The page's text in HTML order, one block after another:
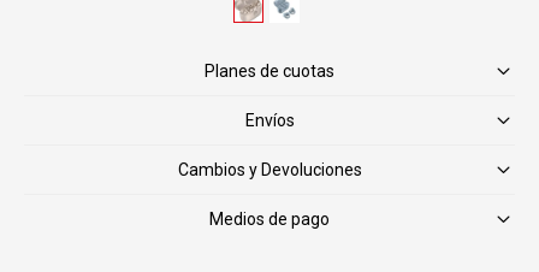
Planes de cuotas
Envíos
Cambios y Devoluciones
Medios de pago